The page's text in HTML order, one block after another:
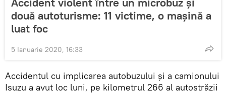
două autoturisme: 11 victime, o mașină a
luat foc
5 Ianuarie 2020, 16:33
Accidentul cu implicarea autobuzului și a camionului
Isuzu a avut loc luni, pe kilometrul 266 al autostrăzii